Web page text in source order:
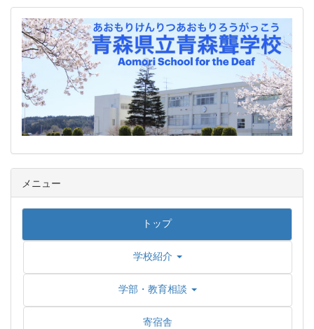
メニュー
トップ
学校紹介
学部・教育相談
寄宿舎